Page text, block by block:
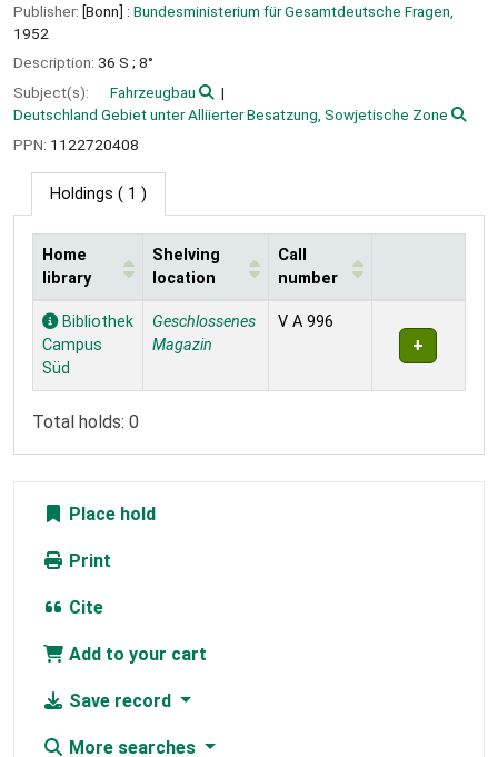
Publisher: [Bonn] : Bundesministerium für Gesamtdeutsche Fragen,
1952
Description: 36 S ; 8°
Subject(s):
Fahrzeugbau
Deutschland Gebiet unter Alliierter Besatzung, Sowjetische Zone
PPN: 1122720408
Holdings ( 1 )
Holdings
Home
library
Shelving
location
Call
number
Bibliothek
Campus
Süd
Geschlossenes
Magazin
V A 996
Total holds: 0
Place hold
Print
Cite
Add to your cart
Save record
More searches